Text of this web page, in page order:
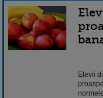
Elevii